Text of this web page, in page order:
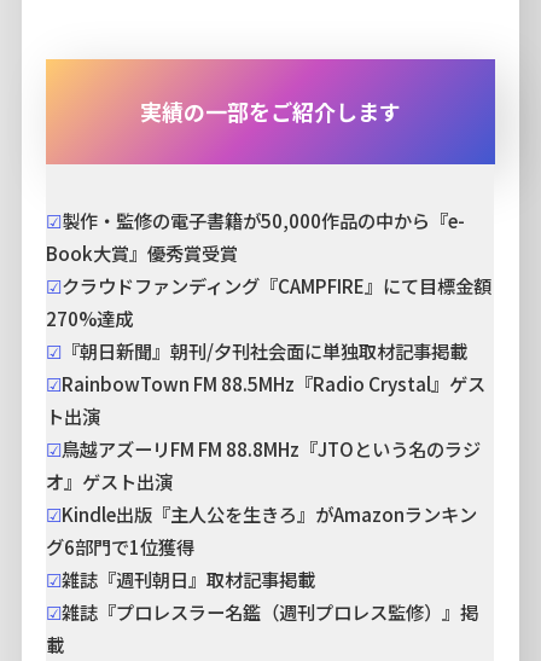
実績の一部をご紹介します
☑︎製作・監修の電子書籍が50,000作品の中から『e-
Book大賞』優秀賞受賞
☑︎クラウドファンディング『CAMPFIRE』にて目標金額
270%達成
☑︎ 『朝日新聞』朝刊/夕刊社会面に単独取材記事掲載
☑︎RainbowTown FM 88.5MHz『Radio Crystal』ゲス
ト出演
☑︎鳥越アズーリFM FM 88.8MHz『JTOという名のラジ
オ』ゲスト出演
☑︎Kindle出版『主人公を生きろ』がAmazonランキン
グ6部門で1位獲得
☑︎雑誌『週刊朝日』取材記事掲載
☑︎雑誌『プロレスラー名鑑（週刊プロレス監修）』掲
載